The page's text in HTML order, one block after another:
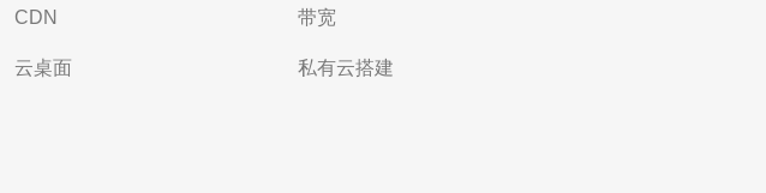
CDN
云桌面
带宽
私有云搭建